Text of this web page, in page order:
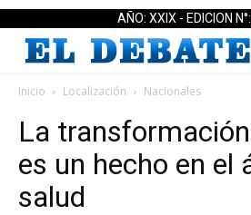
AÑO: XXIX - EDICION
Inicio Localización Nacionales
La
es un hecho en el
salud